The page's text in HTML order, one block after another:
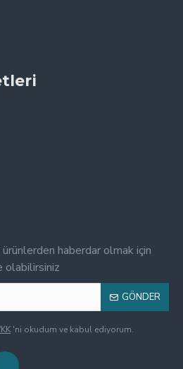
haberdar olmak için
olabilirsiniz
GÖNDER
'ni okudum ve kabul ediyorum.